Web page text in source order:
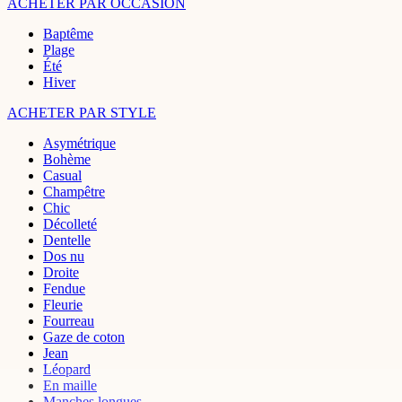
ACHETER PAR OCCASION
Baptême
Plage
Été
Hiver
ACHETER PAR STYLE
Asymétrique
Bohème
Casual
Champêtre
Chic
Décolleté
Dentelle
Dos nu
Droite
Fendue
Fleurie
Fourreau
Gaze de coton
Jean
Léopard
En maille